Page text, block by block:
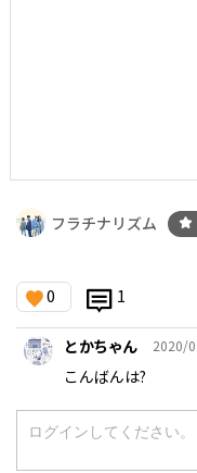
フラチナリズム
0 1
とかちゃん 2020/
こんばんは?